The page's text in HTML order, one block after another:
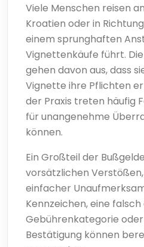
Viele Menschen reisen
Kroatien oder in
einem sprunghaften
Vignettenkäufe führt.
gehen davon aus, dass
Vignette ihre Pflichten
der Praxis treten häufig
für unangenehme
können.
Ein Großteil der
vorsätzlichen
einfacher
Kennzeichen, eine
Gebührenkategorie
Bestätigung können